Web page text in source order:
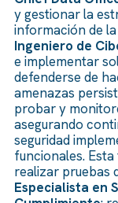
y gestionar la
información de
Ingeniero de
e implementar
defenderse de
amenazas
probar y
asegurando
seguridad
funcionales.
realizar pruebas
Especialista en